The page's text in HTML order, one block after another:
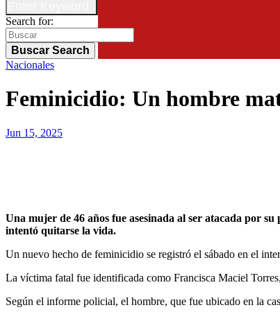
Search for:
Buscar Search
Nacionales
Feminicidio: Un hombre
Jun 15, 2025
Una mujer de 46 años fue asesinada al ser atacada por su pareja con un arma blanca. Todo esto ocurrió en una vivienda ubicada en Naranjal, Alto Paraná. Posteriormente, el autor del crimen
intentó quitarse la vida.
Un nuevo hecho de feminicidio se registró el sábado en el
La víctima fatal fue identificada como Francisca Maciel
Según el informe policial, el hombre, que fue ubicado en la